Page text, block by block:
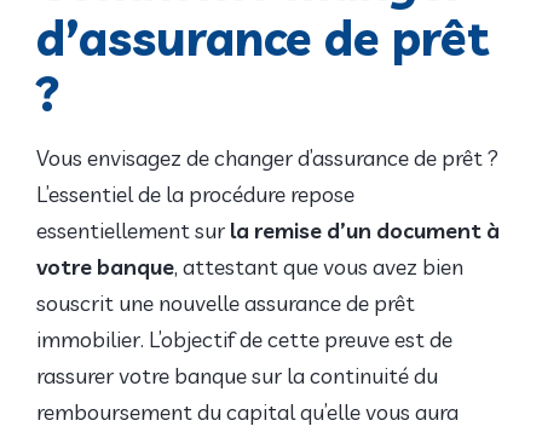
d’assurance de prêt
?
Vous envisagez de changer d’assurance de prêt ?
L’essentiel de la procédure repose
essentiellement sur la remise d’un document à
votre banque, attestant que vous avez bien
souscrit une nouvelle assurance de prêt
immobilier. L’objectif de cette preuve est de
rassurer votre banque sur la continuité du
remboursement du capital qu’elle vous aura